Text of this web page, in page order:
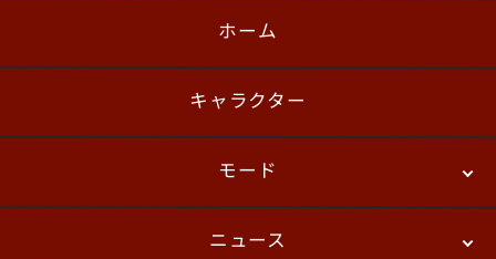
English
ホーム
キャラクター
モード
バトル
ニュース